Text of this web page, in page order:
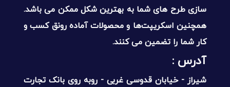
سازی طرح های شما به بهترین شکل ممکن می باشد.
همچنین اسکریپت‌ها و محصولات آماده رونق کسب و
کار شما را تضمین می کنند.
آدرس :‌
شیراز - خیابان قدوسی غربی - روبه روی بانک تجارت